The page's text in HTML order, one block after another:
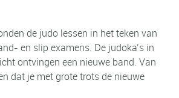
de judo lessen in het teken van
en slip examens. De judoka’s in
ontvingen een nieuwe band. Van
dat je met grote trots de nieuwe